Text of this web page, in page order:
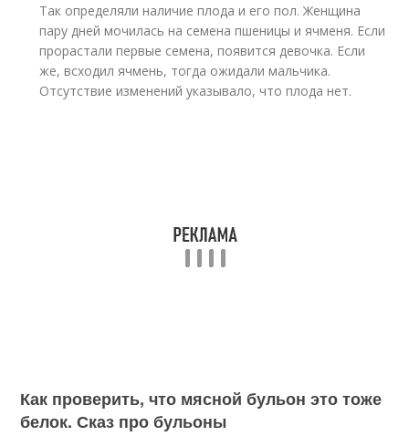
Так определяли наличие плода и его пол. Женщина
пару дней мочилась на семена пшеницы и ячменя. Если
прорастали первые семена, появится девочка. Если
же, всходил ячмень, тогда ожидали мальчика.
Отсутствие изменений указывало, что плода нет.
Как проверить, что мясной бульон это тоже
белок. Сказ про бульоны